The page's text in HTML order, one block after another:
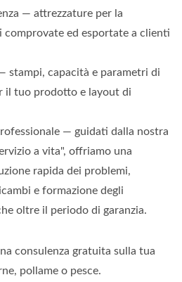
— attrezzature per la
comprovate ed esportate a clienti
stampi, capacità e parametri di
il tuo prodotto e layout di
— guidati dalla nostra
a vita", offriamo una
rapida dei problemi,
e formazione degli
oltre il periodo di garanzia.
consulenza gratuita sulla tua
pollame o pesce.